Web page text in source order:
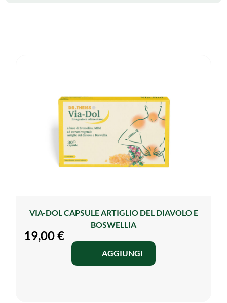
VIA-DOL CAPSULE ARTIGLIO DEL DIAVOLO E
BOSWELLIA
19,00€
AGGIUNGI